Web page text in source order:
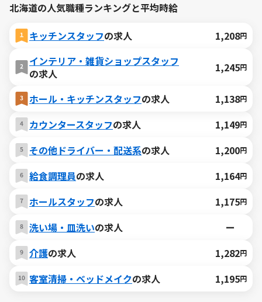
北海道の人気職種ランキングと平均時給
キッチンスタッフの求人 1,208円
インテリア・雑貨ショップスタッフ
の求人
1,245円
ホール・キッチンスタッフの求人 1,138円
カウンタースタッフの求人 1,149円
その他ドライバー・配送系の求人 1,200円
給食調理員の求人 1,164円
ホールスタッフの求人 1,175円
洗い場・皿洗いの求人
ー
介護の求人 1,282円
客室清掃・ベッドメイクの求人 1,195円